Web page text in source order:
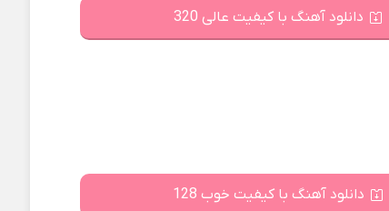
دانلود آهنگ با کیفیت عالی 320
دانلود آهنگ با کیفیت خوب 128